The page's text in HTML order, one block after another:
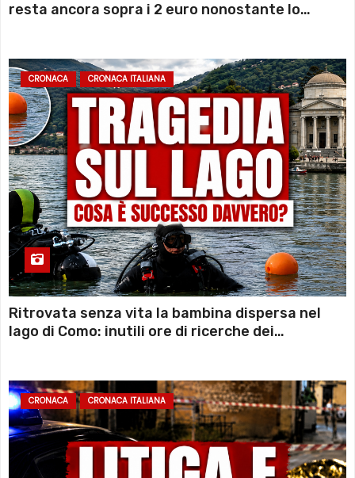
resta ancora sopra i 2 euro nonostante lo
CRONACA CRONACA ITALIANA
Ritrovata senza vita la bambina dispersa nel
lago di Como: inutili ore di ricerche dei
CRONACA CRONACA ITALIANA